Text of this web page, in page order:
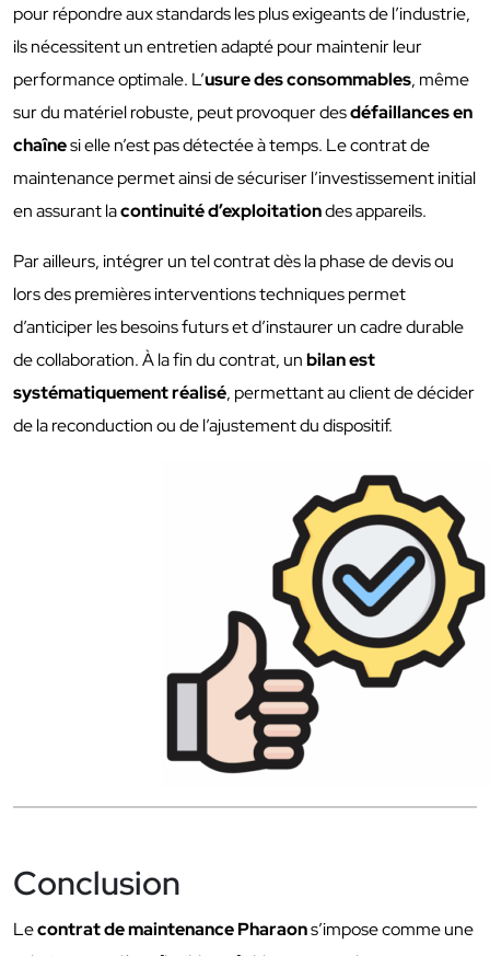
pour répondre aux standards les plus exigeants de l’industrie,
ils nécessitent un entretien adapté pour maintenir leur
performance optimale. L’usure des consommables, même
sur du matériel robuste, peut provoquer desdéfaillances en
chaînesi elle n’est pas détectée à temps. Le contrat de
maintenance permet ainsi de sécuriser l’investissement initial
en assurant lacontinuité d’exploitationdes appareils.
Par ailleurs, intégrer un tel contrat dès la phase de devis ou
lors des premières interventions techniques permet
d’anticiper les besoins futurs et d’instaurer un cadre durable
de collaboration. À la fin du contrat, unbilan est
systématiquement réalisé, permettant au client de décider
de la reconduction ou de l’ajustement du dispositif.
Conclusion
Lecontrat de maintenance Pharaons’impose comme une